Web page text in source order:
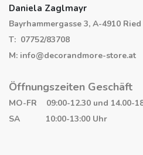
Daniela Zaglmayr
Bayrhammergasse 3, A-4910
T: 07752/83708
M: info@decorandmore-store.at
Öffnungszeiten Geschäft
MO-FR 09:00-12.30 und 14.00-
SA 10:00-13:00 Uhr